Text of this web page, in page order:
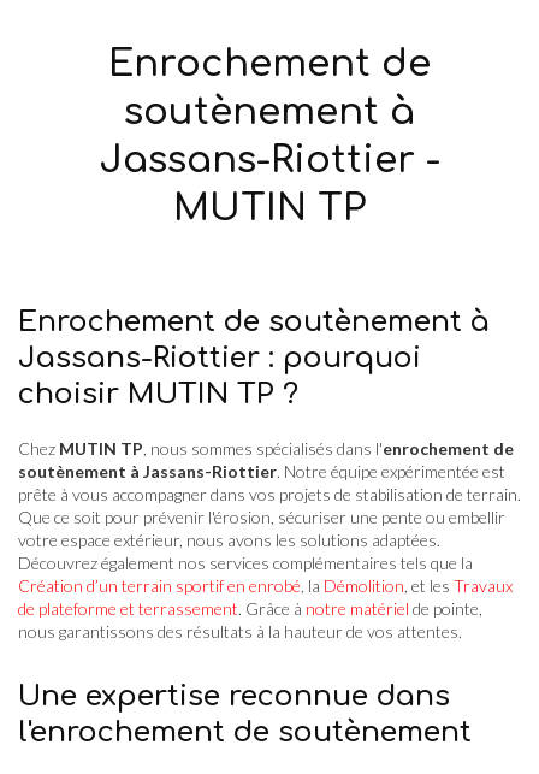
Enrochement de
soutènement à
Jassans-Riottier -
MUTIN TP
Enrochement de soutènement à
Jassans-Riottier : pourquoi
choisir MUTIN TP ?
Chez MUTIN TP , nous sommes spécialisés dans l'enrochement de
soutènement à Jassans-Riottier. Notre équipe expérimentée est
prête à vous accompagner dans vos projets de stabilisation de terrain.
Que ce soit pour prévenir l'érosion, sécuriser une pente ou embellir
votre espace extérieur, nous avons les solutions adaptées.
Découvrez également nos services complémentaires tels que la
Création d’un terrain sportif en enrobé , la Démolition , et les Travaux
de plateforme et terrassement. Grâce à notre matériel de pointe,
nous garantissons des résultats à la hauteur de vos attentes.
Une expertise reconnue dans
l'enrochement de soutènement